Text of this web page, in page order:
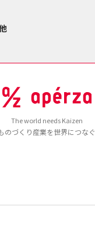
The world needs Kaizen
のづくり産業を世界につなぐ